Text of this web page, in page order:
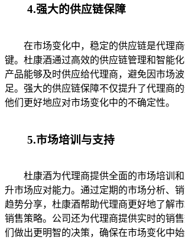
4.强大的供应链保障
在市场变化中，稳定的供应链是代理商
键。杜康酒通过高效的供应链管理和智能
产品能够及时供应给代理商，避免因市场
足。强大的供应链保障不仅提升了代理商
他们更好地应对市场变化中的不确定性。
5.市场培训与支持
杜康酒为代理商提供全面的市场培训和
升市场应对能力。通过定期的市场分析、
趋势分享，杜康酒帮助代理商更好地了解
销售策略。公司还为代理商提供实时的销
们做出更明智的决策，确保在市场变化中始